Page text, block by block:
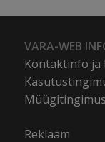
VARA-WEB
Kontaktinfo ja
Reklaam